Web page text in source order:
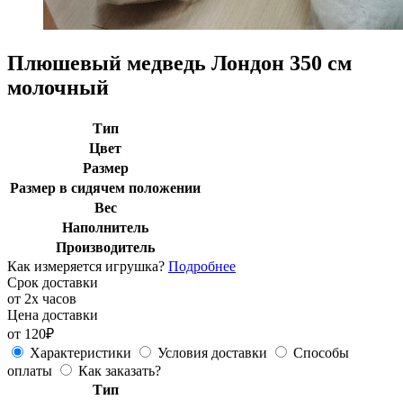
Плюшевый медведь Лондон 350 см
молочный
Тип
Цвет
Размер
Размер в сидячем положении
Вес
Наполнитель
Производитель
Как измеряется игрушка? Подробнее
Срок доставки
от 2х часов
Цена доставки
от 120₽
Характеристики
Условия доставки
Способы
оплаты
Как заказать?
Тип